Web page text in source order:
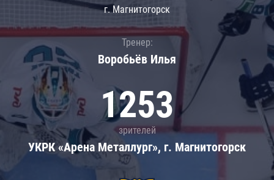
г. Магнитогорск
Тренер:
Воробьёв Илья
1253
зрителей
УКРК «Арена Металлург», г. Магнитогорск